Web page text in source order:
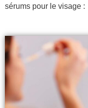
sérums pour le visage :